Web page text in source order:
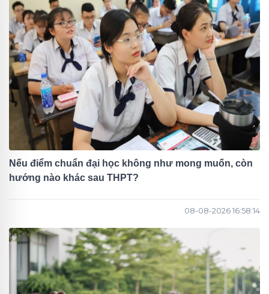
Nếu điểm chuẩn đại học không như mong muốn, còn
hướng nào khác sau THPT?
08-08-2026 16:58:14